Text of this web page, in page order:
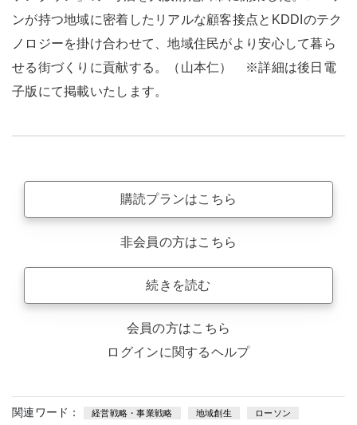
ンが持つ地域に密着したリアルな顧客接点とKDDIのテク
ノロジーを掛け合わせて、地域住民がより安心して暮ら
せる街づくりに貢献する。（山本仁） ※詳細は後日電
子版にて掲載いたします。
購読プランはこちら
非会員の方はこちら
続きを読む
会員の方はこちら
ログインに関するヘルプ
関連ワード： 経営戦略・事業戦略 地域創生 ローソン